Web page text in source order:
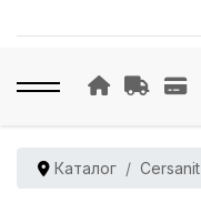
Каталог Cersanit